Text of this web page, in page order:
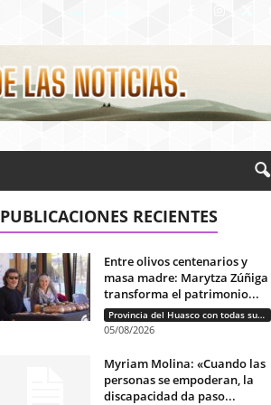
PUBLICACIONES RECIENTES
Entre olivos centenarios y
masa madre: Marytza Zúñiga
transforma el patrimonio...
Provincia del Huasco con todas sus letras: Historias que unen cultura, diversidad e identidad
05/08/2026
Myriam Molina: «Cuando las
personas se empoderan, la
discapacidad da paso...